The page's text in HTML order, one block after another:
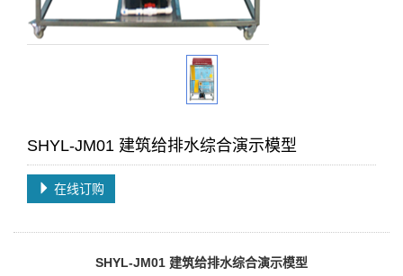
SHYL-JM01 建筑给排水综合演示模型
在线订购
SHYL-JM01 建筑给排水综合演示模型